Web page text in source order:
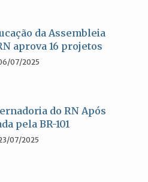
da Assembleia
aprova 16 projetos
07/2025
do RN Após
pela BR-101
07/2025